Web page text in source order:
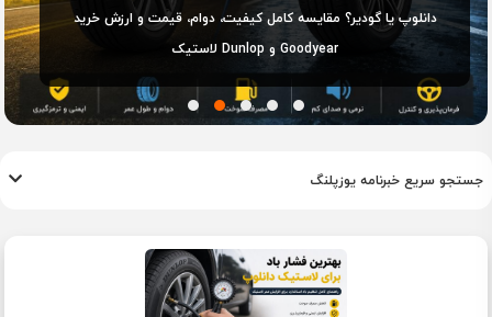
دانلوپ یا گودیر؟ مقایسه کامل کیفیت، دوام، قیمت و ارزش خرید
لاستیک Dunlop و Goodyear
جستجو سریع خبرنامه یوزپلنگ